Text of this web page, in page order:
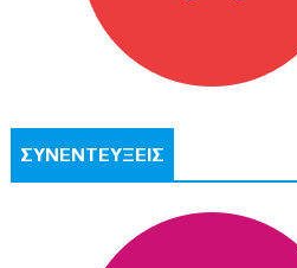
ΣΥΝΕΝΤΕΥΞΕΙΣ